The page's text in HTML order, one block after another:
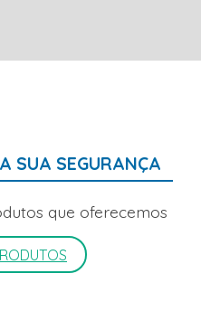
SUA SEGURANÇA
que oferecemos